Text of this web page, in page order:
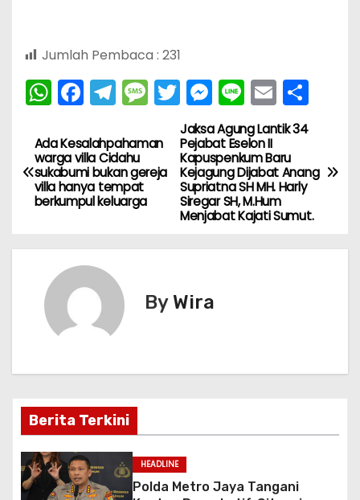
Jumlah Pembaca : 231
W
h
a
ts
A
p
F
a
c
e
b
o
k
T
el
e
gr
a
m
M
e
s
s
e
T
w
itt
er
M
e
s
s
e
n
g
Li
n
e
E
m
ai
l
S
ar
e
N
a
v
i
p
o
s
Jaksa Agung Lantik 34
Pejabat Eselon II
Kapuspenkum Baru
Kejagung Dijabat Anang
Supriatna SH MH. Harly
Siregar SH, M.Hum
Menjabat Kajati Sumut.
Ada Kesalahpahaman
warga villa Cidahu
sukabumi bukan gereja
villa hanya tempat
berkumpul keluarga
By Wira
Berita Terkini
HEADLINE
Polda Metro Jaya Tangani